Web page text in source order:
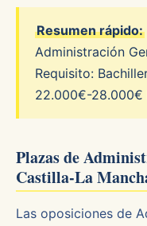
Resumen rápido:
Administración
Requisito:
22.000€-28.000€
Plazas de
Castilla-La
Las oposiciones de